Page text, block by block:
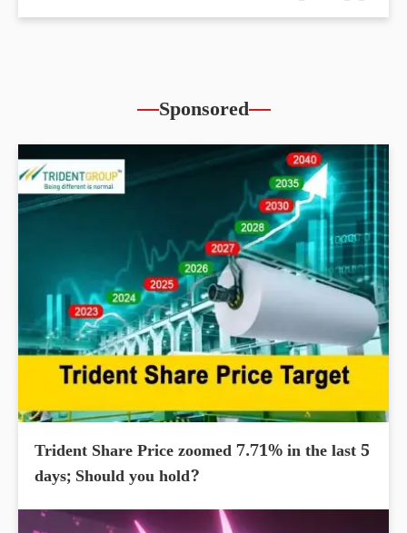
Sponsored
Trident Share Price zoomed 7.71% in the last 5
days; Should you hold?